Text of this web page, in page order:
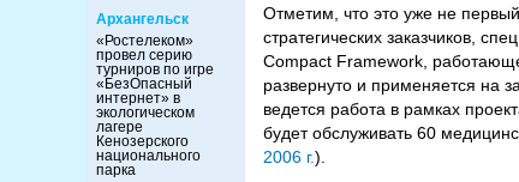
Архангельск
«Ростелеком»
провел серию
турниров по игре
«БезОпасный
интернет» в
экологическом
лагере
Кенозерского
национального
парка
Отметим, что это уже не
стратегических заказчиков,
Compact Framework,
развернуто и применяется на
ведется работа в рамках
будет обслуживать 60
2006 г.).